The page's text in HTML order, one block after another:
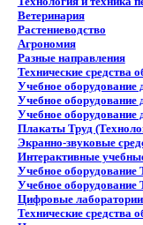
Ветеринария
Растениеводство
Агрономия
Разные направления
Технические средства
Учебное оборудование
Учебное оборудование
Учебное оборудование
Плакаты Труд
Экранно-звуковые
Интерактивные
Учебное оборудование
Учебное оборудование
Цифровые
Технические средства